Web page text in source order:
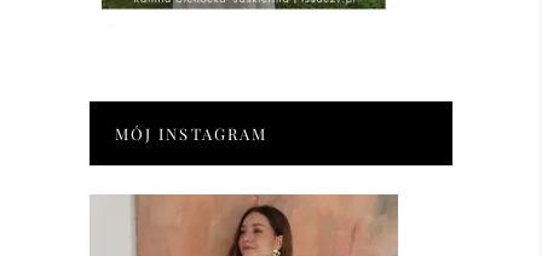
MÓJ INSTAGRAM